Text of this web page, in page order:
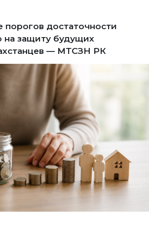
достаточности
на защиту будущих
— МТСЗН РК